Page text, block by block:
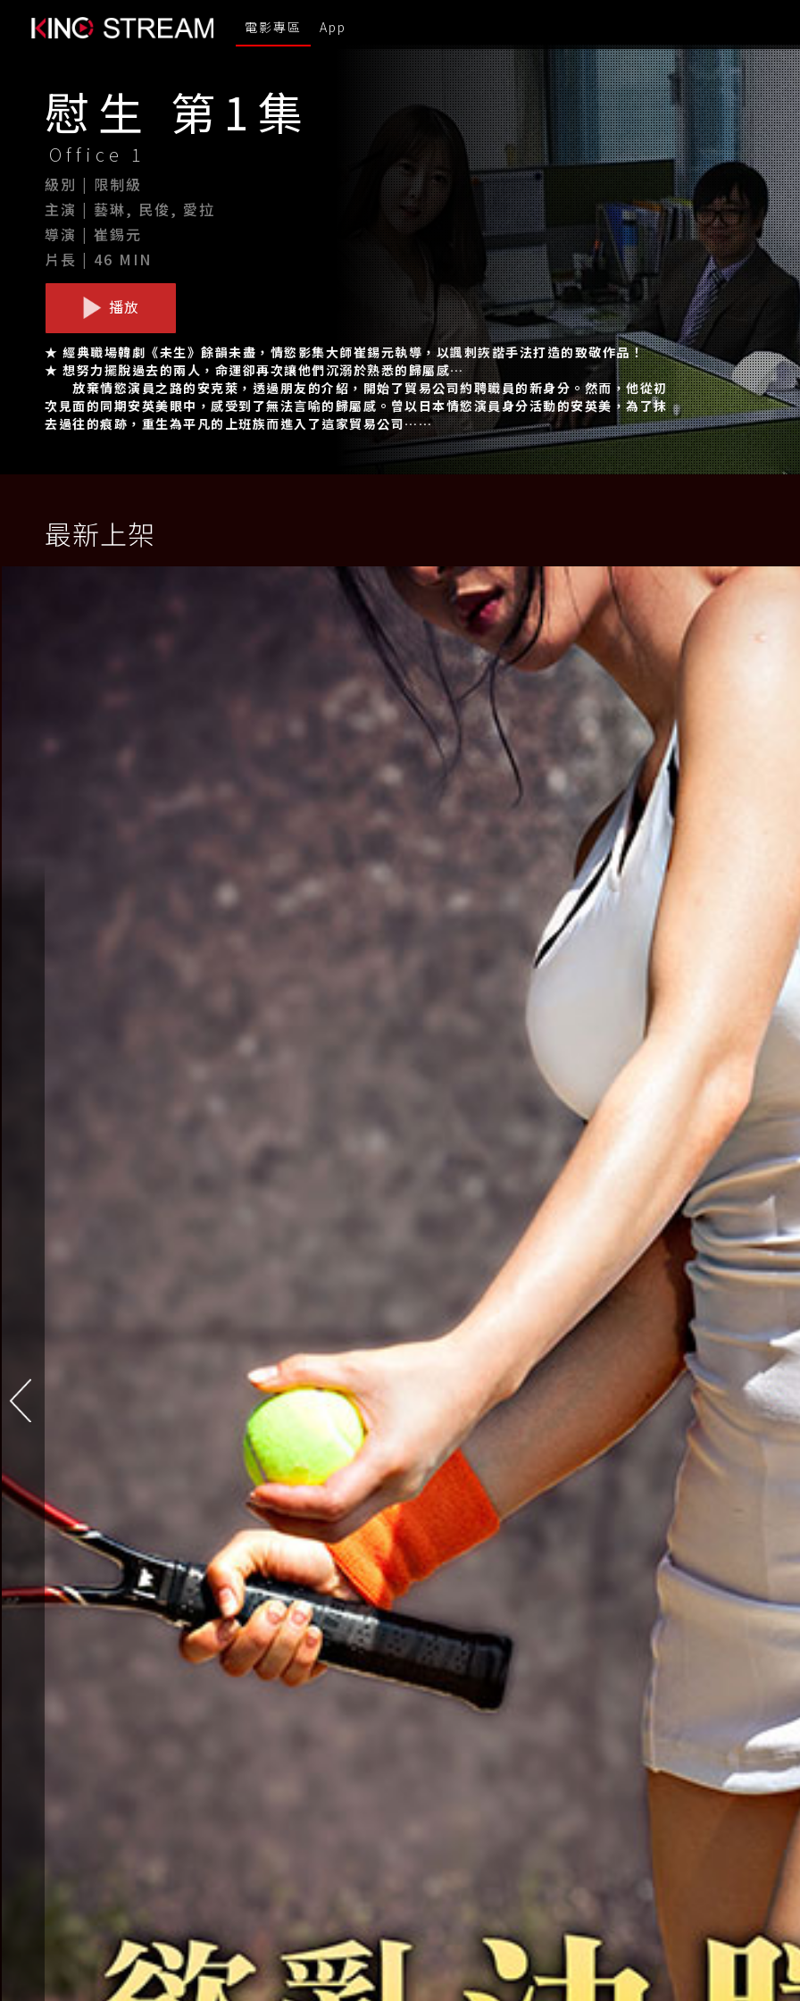
電影專區 App
慰生 第1集
Office 1
級別 | 限制級
主演 | 藝琳, 民俊, 愛拉
導演 | 崔錫元
片長 | 46 MIN
播放
★ 經典職場韓劇《未生》餘韻未盡，情慾影集大師崔錫元執導，以諷刺詼諧手法打造的致敬作品！
★ 想努力擺脫過去的兩人，命運卻再次讓他們沉溺於熟悉的歸屬感…
放棄情慾演員之路的安克萊，透過朋友的介紹，開始了貿易公司約聘職員的新身分。然而，他從初
次見面的同期安英美眼中，感受到了無法言喻的歸屬感。曾以日本情慾演員身分活動的安英美，為了抹
去過往的痕跡，重生為平凡的上班族而進入了這家貿易公司……
最新上架